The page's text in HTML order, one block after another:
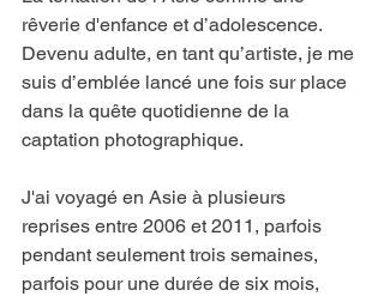
rêverie d'enfance et d’adolescence.
Devenu adulte, en tant qu’artiste, je me
suis d’emblée lancé une fois sur place
dans la quête quotidienne de la
captation photographique.
J'ai voyagé en Asie à plusieurs
reprises entre 2006 et 2011, parfois
pendant seulement trois semaines,
parfois pour une durée de six mois,